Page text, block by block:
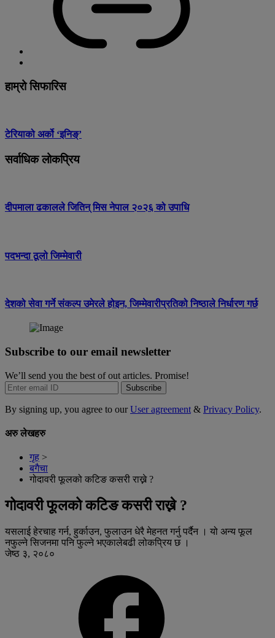
हाम्रो सिफारिस
टेरियाको अर्को ‘इनिङ्’
सर्वाधिक लोकप्रिय
दीपमाला ढकालले जितिन् मिस नेपाल २०२६ को उपाधि
पदभन्दा ठूलो जिम्मेवारी
देशको सेवा गर्ने संकल्प उमेरले होइन, जिम्मेवारीप्रतिको निष्ठाले निर्धारण गर्छ
Subscribe to our email newsletter
We’ll send you the best of out articles. Promise!
Subscribe
By signing up, you agree to ourUser agreement & Privacy Policy.
अरु लेखहरु
गृह >
बगैचा
गोदावरी फूलको कटिङ कसरी राख्ने ?
गोदावरी फूलको कटिङ कसरी राख्ने ?
यसलाई हेरचाह गर्न, हुर्काउन, फुलाउन धेरै मेहनत गर्नु पर्दैन । यो अन्य फूल
नफुल्ने सिजनमा पनि फुल्ने भएकालेबढी लोकप्रिय छ ।
जेष्ठ ३, २०८०